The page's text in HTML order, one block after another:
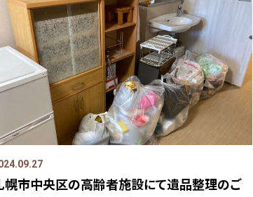
幌市中央区の高齢者施設にて遺品整理のご